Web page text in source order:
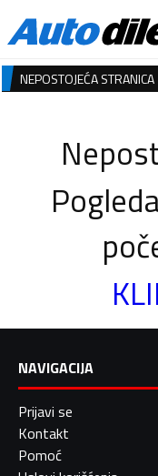
NEPOSTOJEĆA STRANICA
NAVIGACIJA
Prijavi se
Kontakt
Pomoć